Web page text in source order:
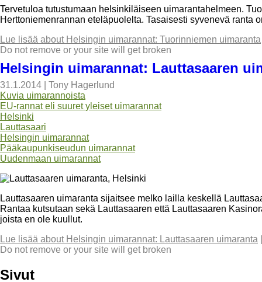
Tervetuloa tutustumaan helsinkiläiseen uimarantahelmeen.
Herttoniemenrannan eteläpuolelta. Tasaisesti syvenevä ranta
Lue lisää about Helsingin uimarannat: Tuorinniemen uimaranta
Do not remove or your site will get broken
Helsingin uimarannat: Lauttasaaren
31.1.2014
Tony Hagerlund
Kuvia uimarannoista
EU-rannat eli suuret yleiset uimarannat
Helsinki
Lauttasaari
Helsingin uimarannat
Pääkaupunkiseudun uimarannat
Uudenmaan uimarannat
Lauttasaaren uimaranta sijaitsee melko lailla keskellä
Rantaa kutsutaan sekä Lauttasaaren että Lauttasaaren
joista en ole kuullut.
Lue lisää about Helsingin uimarannat: Lauttasaaren uimaranta
Do not remove or your site will get broken
Sivut